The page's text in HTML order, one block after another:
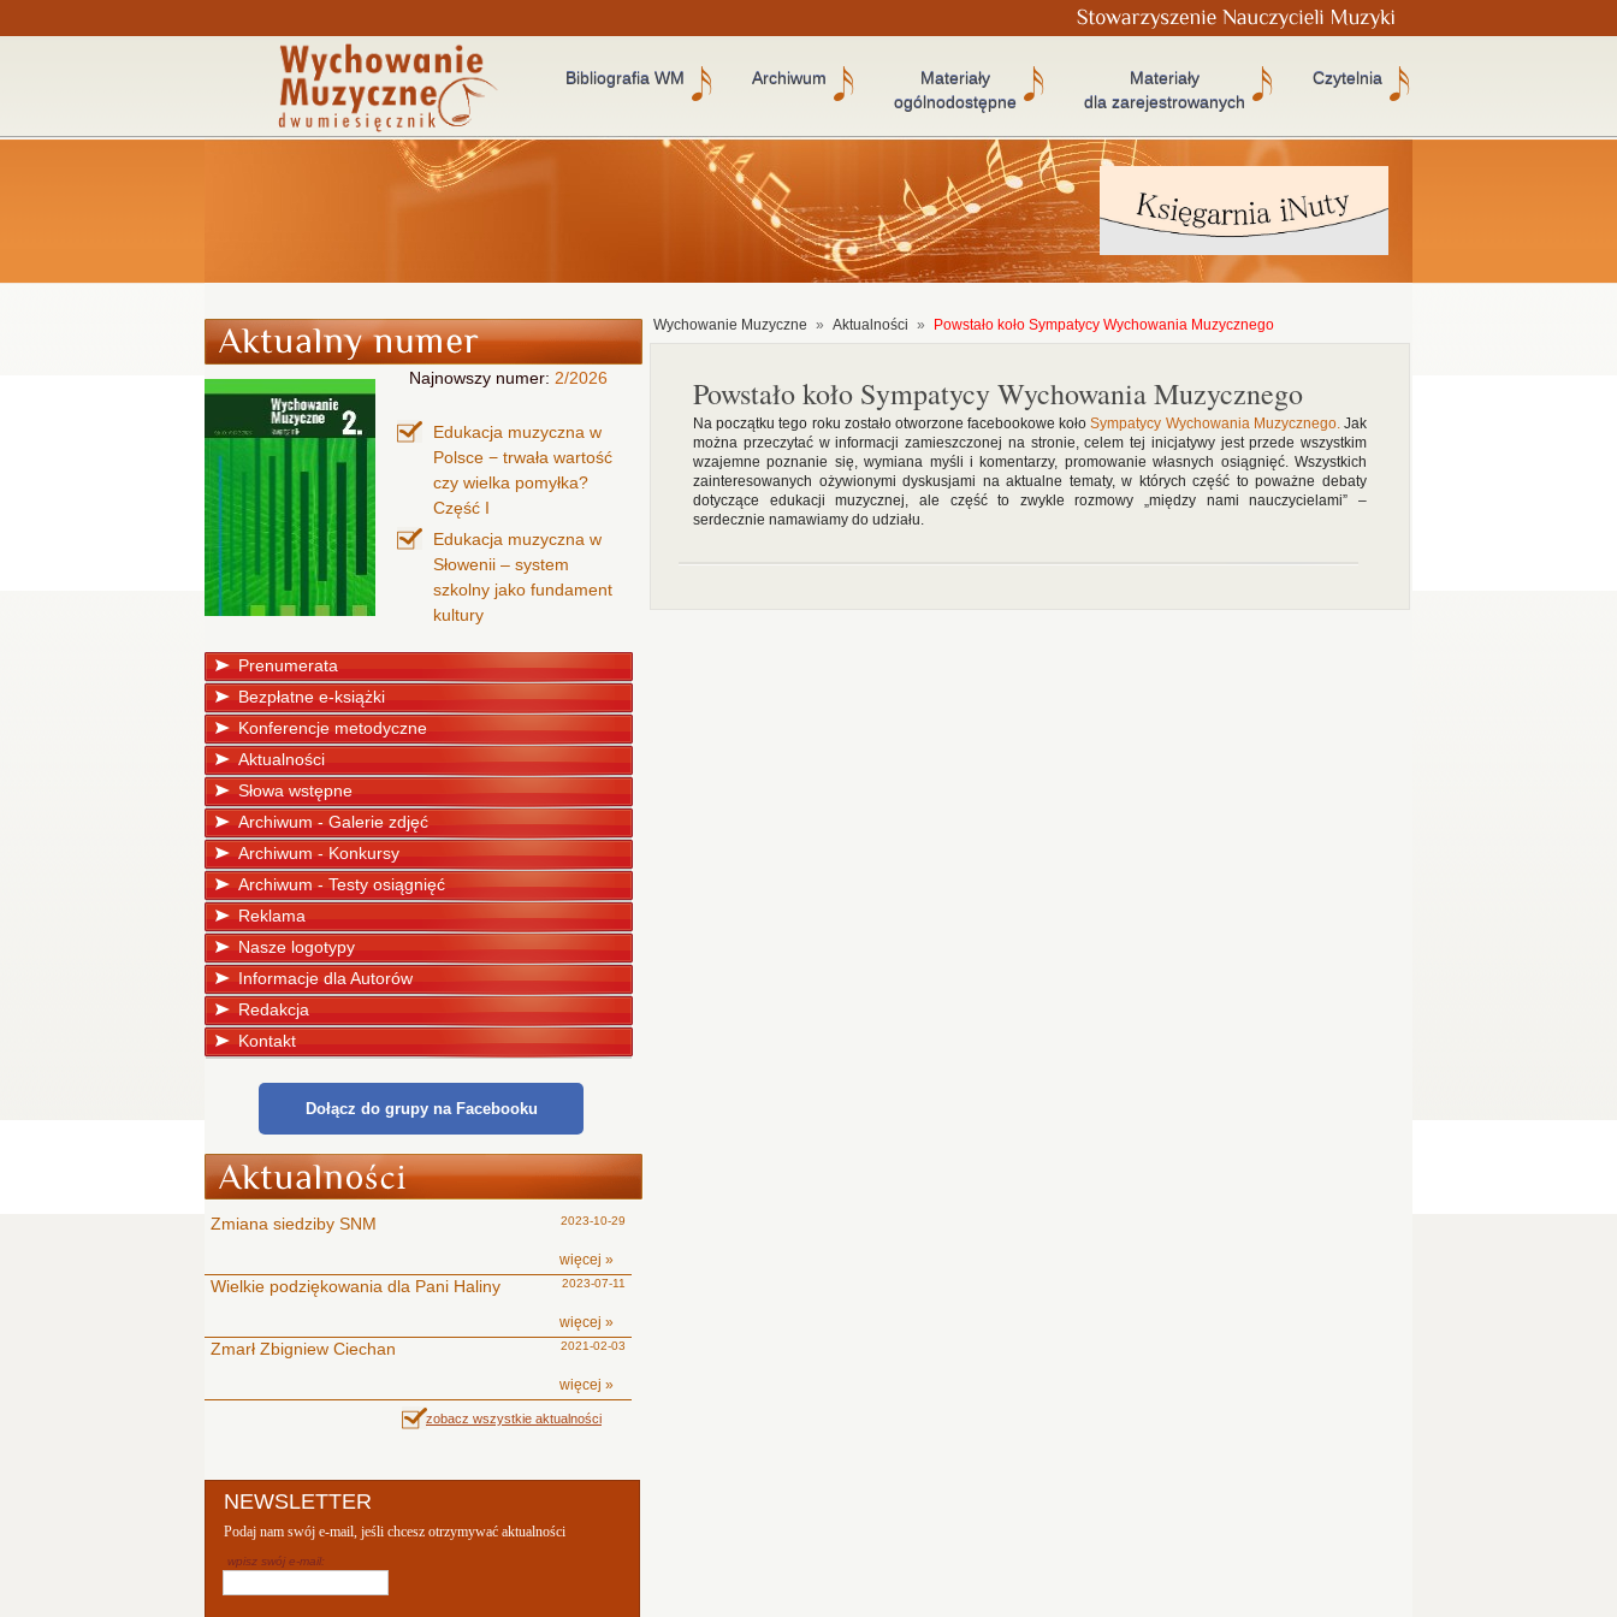
Bibliografia WM Archiwum
Materiały
ogólnodostępne
Materiały
dla zarejestrowanych
Czytelnia
Najnowszy numer: 2/2026
Edukacja muzyczna w
Polsce − trwała wartość
czy wielka pomyłka?
Część I
Edukacja muzyczna w
Słowenii – system
szkolny jako fundament
kultury
Prenumerata
Bezpłatne e-książki
Konferencje metodyczne
Aktualności
Słowa wstępne
Archiwum - Galerie zdjęć
Archiwum - Konkursy
Archiwum - Testy osiągnięć
Reklama
Nasze logotypy
Informacje dla Autorów
Redakcja
Kontakt
Dołącz do grupy na Facebooku
Zmiana siedziby SNM 2023-10-29
więcej »
Wielkie podziękowania dla Pani Haliny 2023-07-11
więcej »
Zmarł Zbigniew Ciechan 2021-02-03
więcej »
zobacz wszystkie aktualności
NEWSLETTER
Podaj nam swój e-mail, jeśli chcesz otrzymywać aktualności
wpisz swój e-mail:
Wychowanie Muzyczne » Aktualności » Powstało koło Sympatycy Wychowania Muzycznego
Powstało koło Sympatycy Wychowania Muzycznego
Na początku tego roku zostało otworzone facebookowe kołoSympatycy Wychowania Muzycznego.Jak
można przeczytać w informacji zamieszczonej na stronie, celem tej inicjatywy jest przede wszystkim
wzajemne poznanie się, wymiana myśli i komentarzy, promowanie własnych osiągnięć. Wszystkich
zainteresowanych ożywionymi dyskusjami na aktualne tematy, w których część to poważne debaty
dotyczące edukacji muzycznej, ale część to zwykle rozmowy „między nami nauczycielami” –
serdecznie namawiamy do udziału.